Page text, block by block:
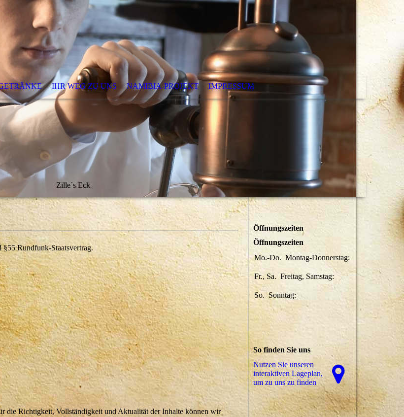
IHR WEG ZU UNS NAMIBIA-PROJEKT IMPRESSUM
Zille´s Eck
§55 Rundfunk-Staatsvertrag.
die Richtigkeit, Vollständigkeit und Aktualität der Inhalte können wir
Öffnungszeiten
Öffnungszeiten
Mo.-Do. Montag-Donnerstag:
Uhr
Fr., Sa. Freitag, Samstag:
16:00-03:00
So. Sonntag: Geschlossen
So finden Sie uns
Nutzen Sie unseren
interaktiven La­ge­plan,
um zu uns zu finden